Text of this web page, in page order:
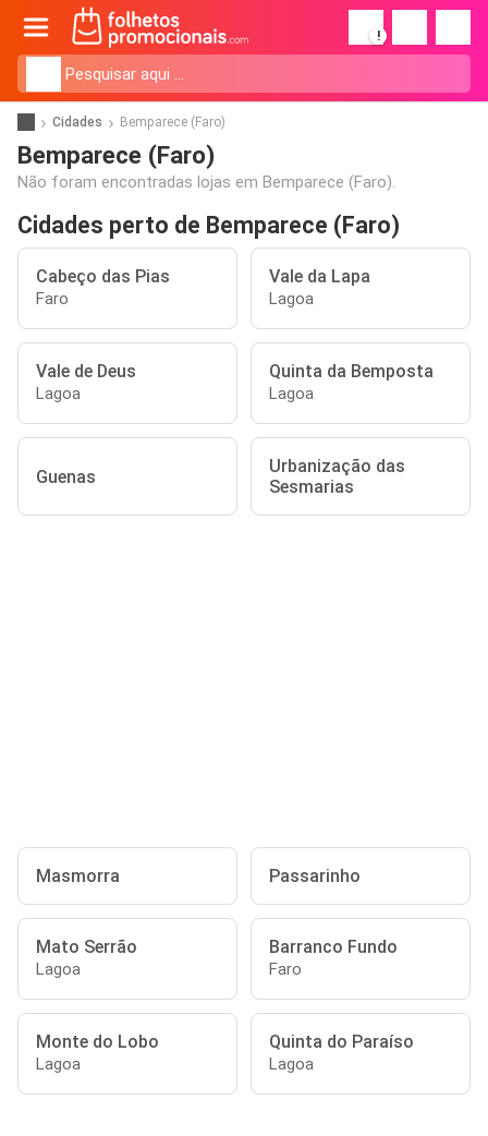
!
Cidades Bemparece (Faro)
Bemparece (Faro)
Não foram encontradas lojas em Bemparece (Faro).
Cidades perto de Bemparece (Faro)
Cabeço das Pias
Faro
Vale da Lapa
Lagoa
Vale de Deus
Lagoa
Quinta da Bemposta
Lagoa
Guenas
Urbanização das
Sesmarias
Masmorra Passarinho
Mato Serrão
Lagoa
Barranco Fundo
Faro
Monte do Lobo
Lagoa
Quinta do Paraíso
Lagoa